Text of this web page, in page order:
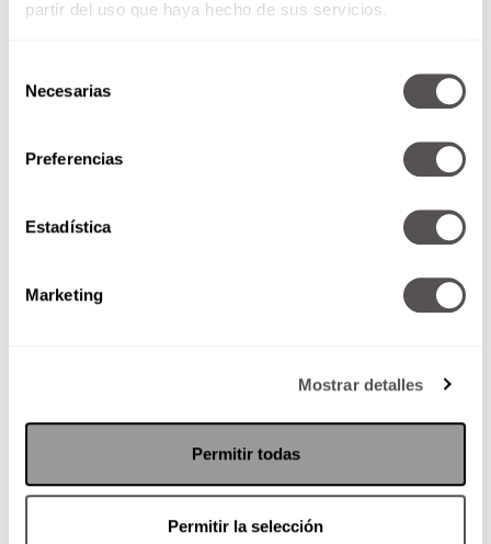
partir del uso que haya hecho de sus servicios.
Necesarias
Preferencias
Estadística
Marketing
Mostrar detalles
Permitir todas
Permitir la selección